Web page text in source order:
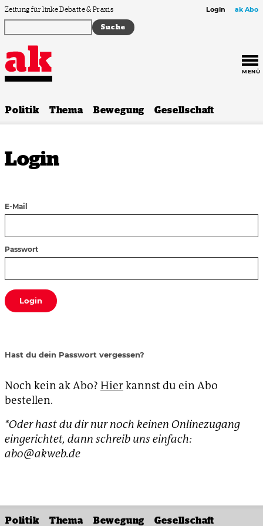
Zum Inhalt springen
Zeitung für linke Debatte & Praxis Login ak Abo
MENÜ
Politik Thema Bewegung Gesellschaft
Login
E-Mail
Passwort
Login
Hast du dein Passwort vergessen?
Noch kein ak Abo? Hierkannst du ein Abo
bestellen.
*Oder hast du dir nur noch keinen Onlinezugang
eingerichtet, dann schreib uns einfach:
abo@akweb.de
Politik Thema Bewegung Gesellschaft